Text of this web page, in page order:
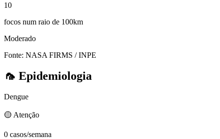
10
focos num raio de 100km
Moderado
Fonte: NASA FIRMS / INPE
🦟 Epidemiologia
Dengue
🟡 Atenção
0 casos/semana